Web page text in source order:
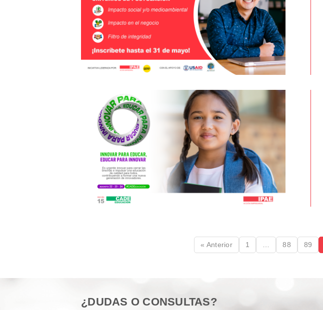
« Anterior 1 88 89
¿DUDAS O CONSULTAS?